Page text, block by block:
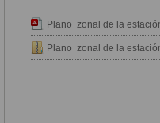
Plano zonal de la
Plano zonal de la